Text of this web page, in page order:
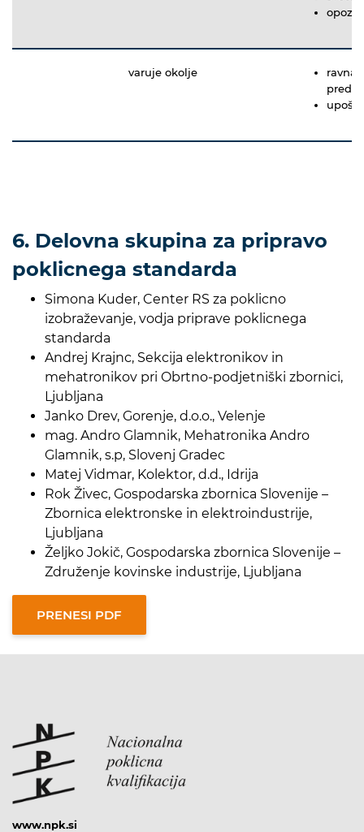
varuje okolje
ravna
6. Delovna skupina za pripravo
poklicnega standarda
Simona Kuder, Center RS za poklicno
izobraževanje, vodja priprave poklicnega
standarda
Andrej Krajnc, Sekcija elektronikov in
mehatronikov pri Obrtno-podjetniški zbornici,
Ljubljana
Janko Drev, Gorenje, d.o.o., Velenje
mag. Andro Glamnik, Mehatronika Andro
Glamnik, s.p, Slovenj Gradec
Matej Vidmar, Kolektor, d.d., Idrija
Rok Živec, Gospodarska zbornica Slovenije –
Zbornica elektronske in elektroindustrije,
Ljubljana
Željko Jokič, Gospodarska zbornica Slovenije –
Združenje kovinske industrije, Ljubljana
www.npk.si